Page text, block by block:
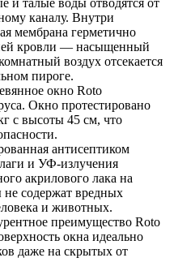
каналу. Внутри
мембрана герметично
кровли — насыщенный
воздух отсекается
пироге.
окно Roto
Окно протестировано
с высоты 45 см, что
антисептиком
и УФ-излучения
акрилового лака на
содержат вредных
и животных.
преимущество Roto
окна идеально
даже на скрытых от